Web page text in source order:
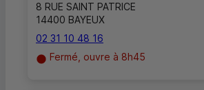
8 RUE SAINT PATRICE
14400 BAYEUX
02 31 10 48 16
Fermé, ouvre à 8h45